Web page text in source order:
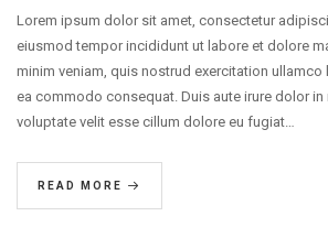
Lorem ipsum dolor sit amet, consectetur
eiusmod tempor incididunt ut labore et dolore
minim veniam, quis nostrud exercitation
ea commodo consequat. Duis aute irure dolor in
voluptate velit esse cillum dolore eu fugiat…
READ MORE